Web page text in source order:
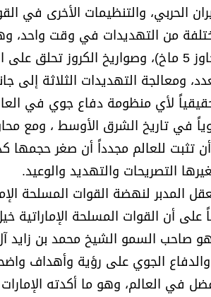
الحربي، والتنظيمات الأخرى في
من التهديدات في وقت
السيناريوهات عسكرياً: الصواريخ الباليستية السريعة جداً (قد تتجاوز 5 ماخ)،
ومعالجة التهديدات الثلاثة إلى
لأي منظومة دفاع جوي في
في تاريخ الشرق الأوسط ، ومع
تثبت للعالم مجدداً أن صغر حجمها
التصريحات والتهديد والوعيد.
المدبر لنهضة القوات المسلحة
أن القوات المسلحة الإماراتية
صاحب السمو الشيخ محمد بن زايد
الجوي على رؤية وأهداف
في العالم، وهو ما أكدته